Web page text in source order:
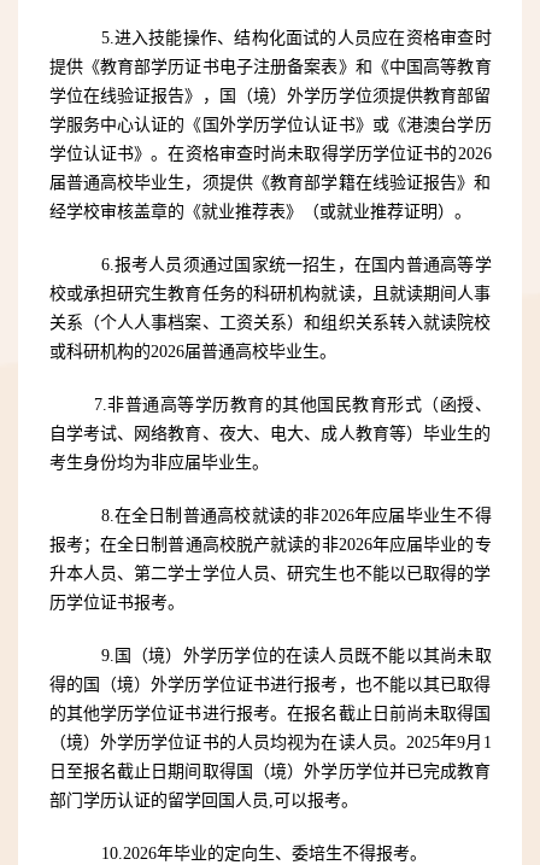
5.进入技能操作、结构化面试的人员应在资格审查时
提供《教育部学历证书电子注册备案表》和《中国高等教育
学位在线验证报告》，国（境）外学历学位须提供教育部留
学服务中心认证的《国外学历学位认证书》或《港澳台学历
学位认证书》。在资格审查时尚未取得学历学位证书的2026
届普通高校毕业生，须提供《教育部学籍在线验证报告》和
经学校审核盖章的《就业推荐表》（或就业推荐证明）。
6.报考人员须通过 国家统一招生 ，在国内普通高等学
校或承担研究生教育任务的科研机构就读，且就读期间人事
关系（个人人事档案、工资关系）和组织关系转入就读院校
或科研机构的2026届普通高校毕业生。
7.非普通高等学历教育的其他国民教育形式（函授、
自学考试、网络教育、夜大、电大、成人教育等）毕业生的
考生身份均为非应届毕业生。
8.在全日制普通高校就读的非2026年应届毕业生不得
报考；在全日制普通高校脱产就读的非2026年应届毕业的专
升本人员、第二学士学位人员、研究生也不能以已取得的学
历学位证书报考。
9. 国（境）外学历学位的在读人员既不能以其尚未取
得的国（境）外学历学位证书进行报考，也不能以其已取得
的其他学历学位证书进行报考。在报名截止日前尚未取得国
（境）外学历学位证书的人员均视为在读人员。2025年9月1
日至报名截止日期间取得国（境）外学历学位并已完成教育
部门学历认证的留学回国人员,可以报考。
10.2026年毕业的定向生、委培生不得报考。